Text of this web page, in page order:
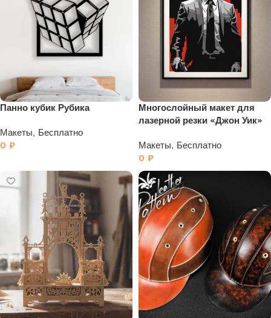
Панно кубик Рубика
Макеты, Бесплатно
0 ₽
Многослойный макет для
лазерной резки «Джон Уик»
Макеты, Бесплатно
0 ₽